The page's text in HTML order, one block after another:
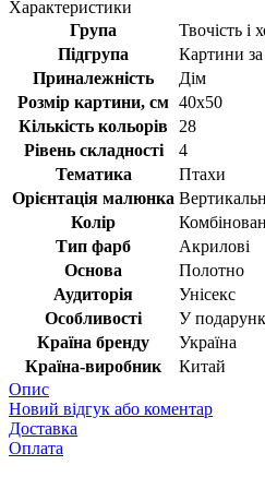
Характеристики
Група
Твочість і
Підгрупа
Картини
Приналежність
Дім
Розмір картини, см 40х50
Кількість кольорів
28
Рівень складності
4
Тематика
Птахи
Орієнтація малюнка
Колір
Тип фарб
Акрилові
Основа
Полотно
Аудиторія
Унісекс
Особливості
У
Країна бренду
Україна
Країна-виробник
Китай
Опис
Новий відгук або коментар
Доставка
Оплата